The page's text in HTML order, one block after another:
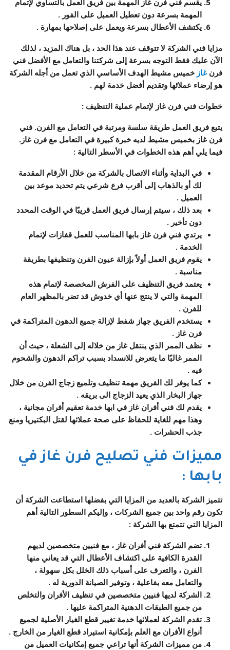
المهمة بسرعة دون تعطيل العميل على الفور .
يكتشف الأعطال بسرعة ويعمل على إصلاحها بمهارة .
مزايا فني الشركة لا تتوقف عند هذا الحد ، بل هناك المزيد ، لذلك
الآن عليك فقط التوجه بسرعة إلى شركتنا والتعامل مع الأفضل فني
فرن غاز خميس مشيط الهدف الأساسي الذي تعمل من أجله الشركة
هو إرضاء عملائها وتقديم أفضل خدمة لهم .
خطوات فني فرن غاز لإتمام عملية التنظيف :
يتبع فريق العمل طريقة سلسة ومرتبة في التعامل مع الفرن. فني
فرن غاز بخميس مشيط لديه خبرة كبيرة في التعامل مع فرن غاز.
فيما يلي أهم هذه الخطوات في الأسطر التالية :
في البداية وأثناء الاتصال بالشركة من خلال الأرقام المقدمة
لك أو بالذهاب إلى أقرب فرع شرعي يتم تحديد موعد بين
العميل .
بعد ذلك ، سيتم إرسال فريق العمل قريبًا في الوقت المحدد
دون تأخير .
يرتدي فني فرن غاز بابها المناسب للعمل قفازات لإتمام
الخدمة .
يقوم فريق العمل أولاً بإزالة عيون الفرن وتنظيفها بطريقة
مناسبة .
يعتمد فريق التنظيف على الفرش المخصصة لإتمام هذه
المهمة والتي لا ينتج عنها أي خدوش قد تضر بالمظهر العام
للفرن .
يستخدم الفريق جهاز شفط لإزالة جميع الدهون المتراكمة في
فرن غاز .
نظف الممر الذي ينتقل غاز من خلاله إلى الشعلة ، حيث أن
الممر غالبًا ما يتعرض للانسداد بسبب تراكم الدهون والشحوم
فيه .
كما يوفر لك الفريق مهمة تنظيف وتلميع زجاج الفرن من خلال
جهاز البخار الذي يعيد الزجاج الى بريقه .
يقدم لك فني أفران غاز في ابها خدمة تعقيم أفران مجانية ،
وهذا مهم للغاية للحفاظ على صحة عملائها لقتل البكتيريا ومنع
جذب الحشرات .
مميزات فني تصليح فرن غاز في
بابها :
تتميز الشركة بالعديد من المزايا التي بفضلها استطاعت الشركة أن
تكون رقم واحد بين جميع الشركات ، وإليكم السطور التالية أهم
المزايا التي تتمتع بها الشركة :
تضم الشركة فني أفران غاز ، مع فنيين متخصصين لديهم
القدرة الكافية على اكتشاف الأعطال التي قد يعاني منها
الفرن ، والتعرف على أسباب ذلك الخلل بكل سهولة ،
والتعامل معه بفاعلية ، وتوفير الصيانة الدورية له .
الشركة لديها فنيين متخصصين في تنظيف الأفران والتخلص
من جميع الطبقات الدهنية المتراكمة عليها .
تقدم الشركة لعملائها خدمة تغيير قطع الغيار الأصلية لجميع
أنواع الأفران مع العلم بإمكانية استيراد قطع الغيار من الخارج .
من مميزات الشركة أنها تراعي جميع إمكانيات العميل من